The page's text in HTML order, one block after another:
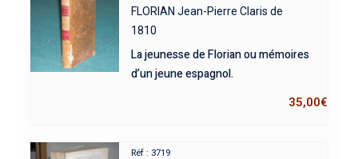
FLORIAN Jean-Pierre Claris de
1810
La jeunesse de Florian ou mémoires
d’un jeune espagnol.
35,00€
Réf : 3719